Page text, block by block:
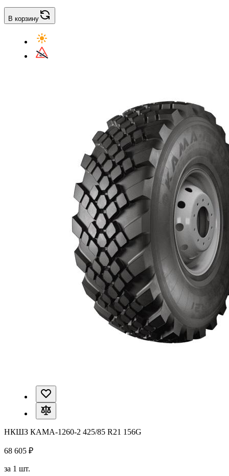
В корзину
НКШЗ КАМА-1260-2 425/85 R21 156G
68 605 ₽
за 1 шт.